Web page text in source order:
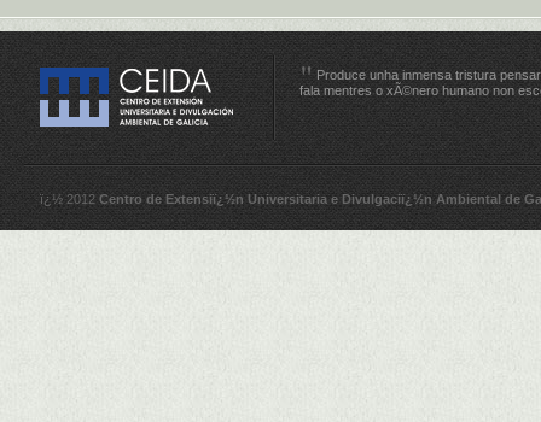
Produce unha inmensa tristura
fala mentres o xÃ©nero humano non
ï¿½ 2012 Centro de Extensiï¿½n Universitaria e Divulgaciï¿½n Ambiental de